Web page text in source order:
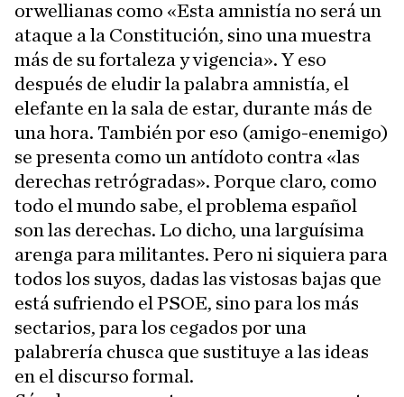
orwellianas como «Esta amnistía no será un
ataque a la Constitución, sino una muestra
más de su fortaleza y vigencia». Y eso
después de eludir la palabra amnistía, el
elefante en la sala de estar, durante más de
una hora. También por eso (amigo-enemigo)
se presenta como un antídoto contra «las
derechas retrógradas». Porque claro, como
todo el mundo sabe, el problema español
son las derechas. Lo dicho, una larguísima
arenga para militantes. Pero ni siquiera para
todos los suyos, dadas las vistosas bajas que
está sufriendo el PSOE, sino para los más
sectarios, para los cegados por una
palabrería chusca que sustituye a las ideas
en el discurso formal.